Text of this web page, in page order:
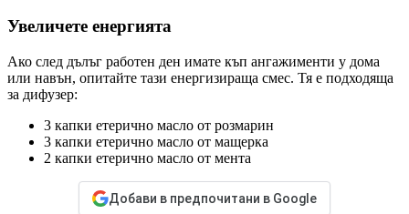
Увеличете енергията
Ако след дълъг работен ден имате къп ангажименти у дома
или навън, опитайте тази енергизираща смес. Тя е подходяща
за дифузер:
3 капки етерично масло от розмарин
3 капки етерично масло от мащерка
2 капки етерично масло от мента
Добави в предпочитани в Google